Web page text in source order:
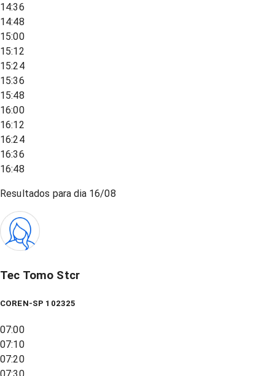
14:36
14:48
15:00
15:12
15:24
15:36
15:48
16:00
16:12
16:24
16:36
16:48
Resultados para dia 16/08
Tec Tomo Stcr
COREN-SP 102325
07:00
07:10
07:20